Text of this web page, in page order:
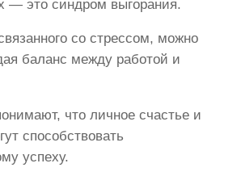
— это синдром выгорания.
со стрессом, можно
баланс между работой и
что личное счастье и
способствовать
успеху.